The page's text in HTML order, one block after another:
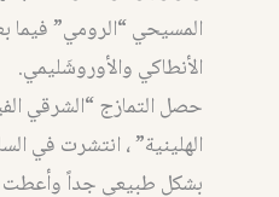
المسيحي “الرومي” فيما
الأنطاكي والأوروشَليمي.
حصل التمازج “الشرقي
الهلينية” ، انتشرت في
بشكل طبيعي جداً وأعطت